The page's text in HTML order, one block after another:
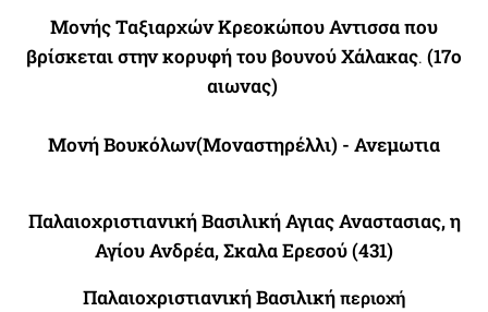
Μονής Ταξιαρχών Κρεοκώπου Αντισσα που
βρίσκεται στην κορυφή του βουνού Χάλακας. (17ο
αιωνας)
Μονή Βουκόλων(Μοναστηρέλλι) - Ανεμωτια
Παλαιοχριστιανική Βασιλική Αγιας Αναστασιας, η
Αγίου Ανδρέα, Σκαλα Ερεσού (431)
Παλαιοχριστιανική Βασιλικήπεριοχή